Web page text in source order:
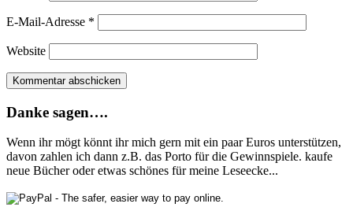
E-Mail-Adresse *
Website
Danke sagen….
Wenn ihr mögt könnt ihr mich gern mit ein paar Euros unterstützen,
davon zahlen ich dann z.B. das Porto für die Gewinnspiele. kaufe
neue Bücher oder etwas schönes für meine Leseecke...